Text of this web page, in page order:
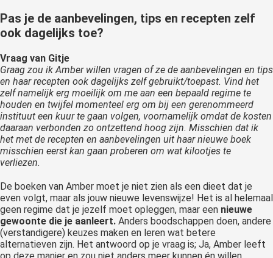
Pas je de aanbevelingen, tips en recepten zelf
ook dagelijks toe?
Vraag van Gitje
Graag zou ik Amber willen vragen of ze de aanbevelingen en tips
en haar recepten ook dagelijks zelf gebruikt/toepast. Vind het
zelf namelijk erg moeilijk om me aan een bepaald regime te
houden en twijfel momenteel erg om bij een gerenommeerd
instituut een kuur te gaan volgen, voornamelijk omdat de kosten
daaraan verbonden zo ontzettend hoog zijn. Misschien dat ik
het met de recepten en aanbevelingen uit haar nieuwe boek
misschien eerst kan gaan proberen om wat kilootjes te
verliezen.
De boeken van Amber moet je niet zien als een dieet dat je
even volgt, maar als jouw nieuwe levenswijze! Het is al helemaal
geen regime dat je jezelf moet opleggen, maar een nieuwe
gewoonte die je aanleert. Anders boodschappen doen, andere
(verstandigere) keuzes maken en leren wat betere
alternatieven zijn. Het antwoord op je vraag is; Ja, Amber leeft